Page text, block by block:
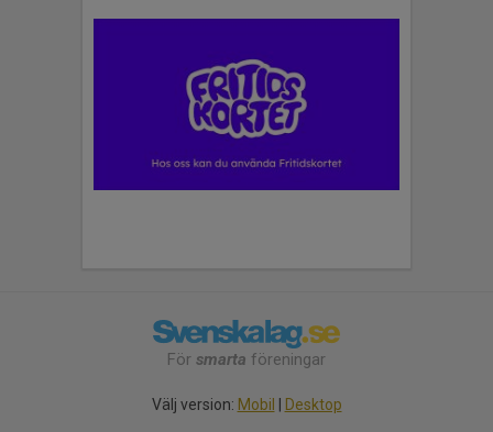
För smarta föreningar
Välj version: Mobil Desktop